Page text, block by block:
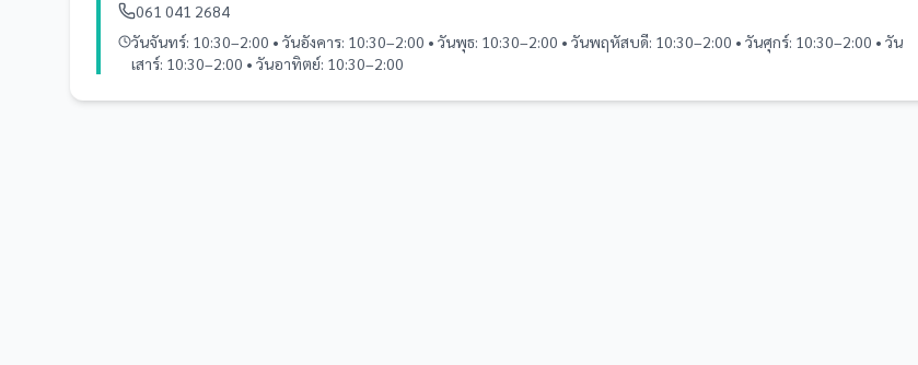
061 041 2684
วันจันทร์: 10:30–2:00 • วันอังคาร: 10:30–2:00 • วันพุธ: 10:30–2:00 • วันพฤหัสบดี: 10:30–2:00 • วันศุกร์: 10:30–2:00 • วัน
เสาร์: 10:30–2:00 • วันอาทิตย์: 10:30–2:00